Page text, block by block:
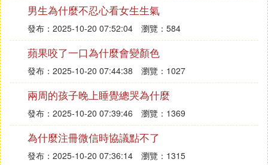
男生為什麼不忍心看女生生氣
發布：2025-10-20 07:52:04 瀏覽：584
蘋果咬了一口為什麼會變顏色
發布：2025-10-20 07:44:38 瀏覽：1027
兩周的孩子晚上睡覺總哭為什麼
發布：2025-10-20 07:39:46 瀏覽：1369
為什麼注冊微信時協議點不了
發布：2025-10-20 07:36:14 瀏覽：1315